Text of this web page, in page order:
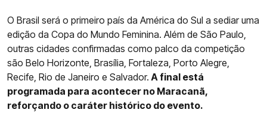
O Brasil será o primeiro país da América do Sul a sediar uma
edição da Copa do Mundo Feminina. Além de São Paulo,
outras cidades confirmadas como palco da competição
são Belo Horizonte, Brasília, Fortaleza, Porto Alegre,
Recife, Rio de Janeiro e Salvador. A final está
programada para acontecer no Maracanã,
reforçando o caráter histórico do evento.